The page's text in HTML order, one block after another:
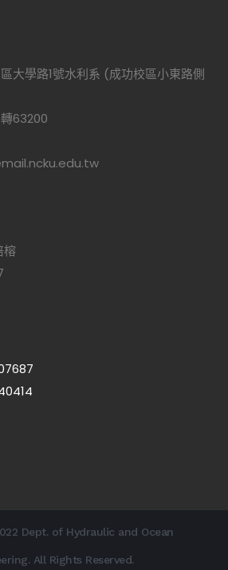
大學路1號水利系 (成功校區小東路側
63200
榕
Dept. of Hydraulic and Ocean
All Rights Reserved.